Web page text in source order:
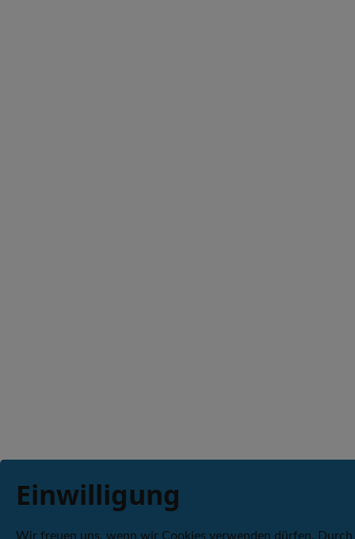
Einwilligung
Wir freuen uns, wenn wir Cookies verwenden dürfen.